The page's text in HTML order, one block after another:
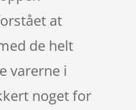
at
de helt
varerne i
noget for